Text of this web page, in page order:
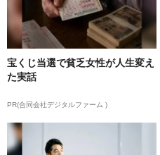
宝くじ当選で貧乏女性が人生変え
た実話
PR(合同会社デジタルファーム )